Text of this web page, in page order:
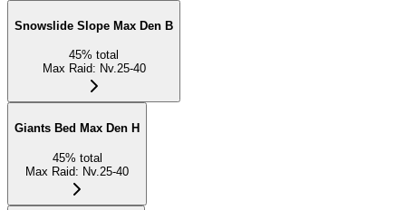
Snowslide Slope Max Den B
45% total
Max Raid: Nv.25-40
Giants Bed Max Den H
45% total
Max Raid: Nv.25-40